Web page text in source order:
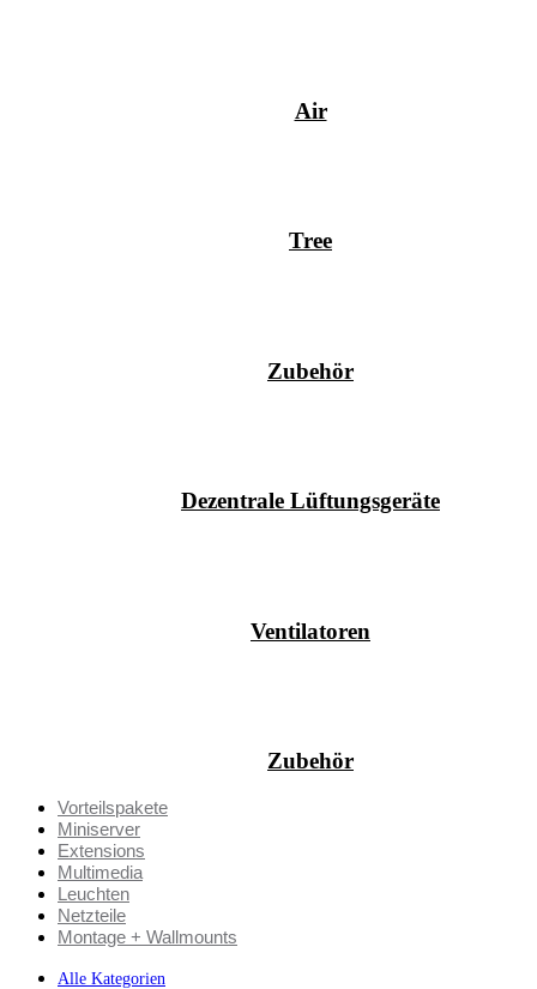
Air
Tree
Zubehör
Dezentrale Lüftungsgeräte
Ventilatoren
Zubehör
Vorteilspakete
Miniserver
Extensions
Multimedia
Leuchten
Netzteile
Montage + Wallmounts
Alle Kategorien